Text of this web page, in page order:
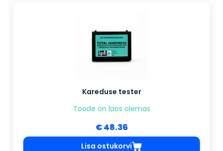
Kareduse tester
Toode on laos olemas
€ 48.36
Lisa ostukorvi